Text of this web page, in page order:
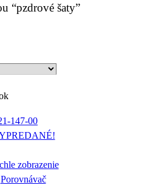
“pzdrové šaty”
zobrazenie
Porovnávač